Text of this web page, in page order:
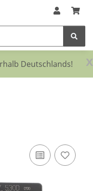
x
Deutschlands!